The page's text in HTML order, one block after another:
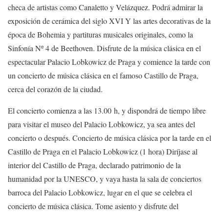
checa de artistas como Canaletto y Velázquez. Podrá admirar la
exposición de cerámica del siglo XVI Y las artes decorativas de la
época de Bohemia y partituras musicales originales, como la
Sinfonía Nº 4 de Beethoven. Disfrute de la música clásica en el
espectacular Palacio Lobkowicz de Praga y comience la tarde con
un concierto de música clásica en el famoso Castillo de Praga,
cerca del corazón de la ciudad.
El concierto comienza a las 13.00 h, y dispondrá de tiempo libre
para visitar el museo del Palacio Lobkowicz, ya sea antes del
concierto o después. Concierto de música clásica por la tarde en el
Castillo de Praga en el Palacio Lobkowicz (1 hora) Diríjase al
interior del Castillo de Praga, declarado patrimonio de la
humanidad por la UNESCO, y vaya hasta la sala de conciertos
barroca del Palacio Lobkowicz, lugar en el que se celebra el
concierto de música clásica. Tome asiento y disfrute del